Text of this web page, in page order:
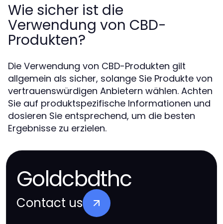
Wie sicher ist die
Verwendung von CBD-
Produkten?
Die Verwendung von CBD-Produkten gilt
allgemein als sicher, solange Sie Produkte von
vertrauenswürdigen Anbietern wählen. Achten
Sie auf produktspezifische Informationen und
dosieren Sie entsprechend, um die besten
Ergebnisse zu erzielen.
Goldcbdthc
Contact us